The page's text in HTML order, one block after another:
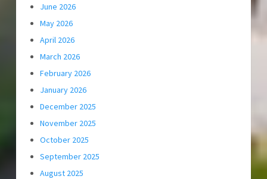
June 2026
May 2026
April 2026
March 2026
February 2026
January 2026
December 2025
November 2025
October 2025
September 2025
August 2025